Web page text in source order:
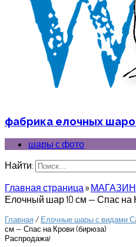
фабрика елочных
шары с фото
Найти:
Главная страница»
Елочный шар 10 см — Спас на
Главная/ Елочные шары с видами
см — Спас на Крови (бирюза)
Распродажа!